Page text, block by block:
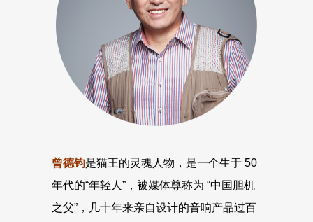
曾德钧是猫王的灵魂人物，是一个生于 50
年代的“年轻人”，被媒体尊称为 “中国胆机
之父”，几十年来亲自设计的音响产品过百